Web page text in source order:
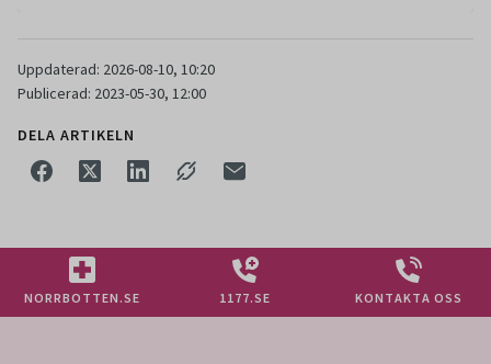
Uppdaterad: 2026-08-10, 10:20
Publicerad: 2023-05-30, 12:00
DELA ARTIKELN
NORRBOTTEN.SE 1177.SE KONTAKTA OSS